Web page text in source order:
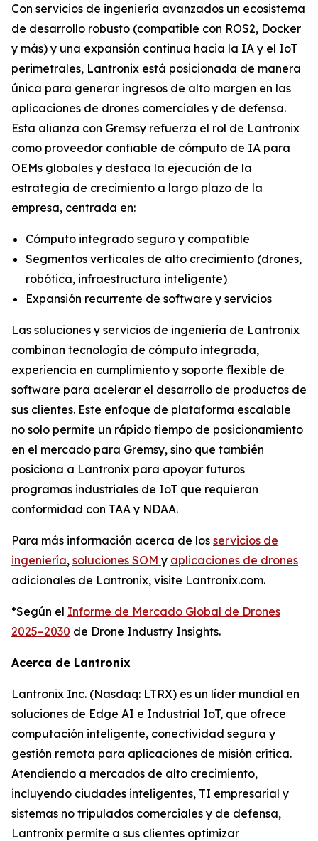
Con servicios de ingeniería avanzados un ecosistema
de desarrollo robusto (compatible con ROS2, Docker
y más) y una expansión continua hacia la IA y el IoT
perimetrales, Lantronix está posicionada de manera
única para generar ingresos de alto margen en las
aplicaciones de drones comerciales y de defensa.
Esta alianza con Gremsy refuerza el rol de Lantronix
como proveedor confiable de cómputo de IA para
OEMs globales y destaca la ejecución de la
estrategia de crecimiento a largo plazo de la
empresa, centrada en:
Cómputo integrado seguro y compatible
Segmentos verticales de alto crecimiento (drones,
robótica, infraestructura inteligente)
Expansión recurrente de software y servicios
Las soluciones y servicios de ingeniería de Lantronix
combinan tecnología de cómputo integrada,
experiencia en cumplimiento y soporte flexible de
software para acelerar el desarrollo de productos de
sus clientes. Este enfoque de plataforma escalable
no solo permite un rápido tiempo de posicionamiento
en el mercado para Gremsy, sino que también
posiciona a Lantronix para apoyar futuros
programas industriales de IoT que requieran
conformidad con TAA y NDAA.
Para más información acerca de los servicios de
ingeniería, soluciones SOM y aplicaciones de drones
adicionales de Lantronix, visite Lantronix.com.
*Según el Informe de Mercado Global de Drones
2025–2030 de Drone Industry Insights.
Acerca de Lantronix
Lantronix Inc. (Nasdaq: LTRX) es un líder mundial en
soluciones de Edge AI e Industrial IoT, que ofrece
computación inteligente, conectividad segura y
gestión remota para aplicaciones de misión crítica.
Atendiendo a mercados de alto crecimiento,
incluyendo ciudades inteligentes, TI empresarial y
sistemas no tripulados comerciales y de defensa,
Lantronix permite a sus clientes optimizar